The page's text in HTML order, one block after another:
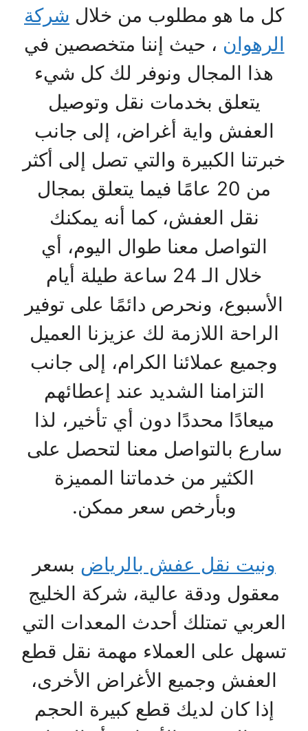
كل ما هو مطلوب من خلال شركة
الرهوان ، حيث إننا متخصصين في
هذا المجال ونوفر لك كل شيء
يتعلق بخدمات نقل وتوصيل
العفش واية أغراض، إلى جانب
خبرتنا الكبيرة والتي تصل إلى أكثر
من 20 عامًا فيما يتعلق بمجال
نقل العفش، كما أنه يمكنك
التواصل معنا طوال اليوم، أي
خلال الـ 24 ساعة طيلة أيام
الأسبوع، ونحرص دائمًا على توفير
الراحة اللازمة لك عزيزنا العميل
وجميع عملائنا الكرام، إلى جانب
التزامنا الشديد عند إعطائهم
ميعادًا محددًا دون أي تأخير، لذا
سارع بالتواصل معنا لتحصل على
الكثير من خدماتنا المميزة
وبأرخص سعر ممكن.
ونيت نقل عفش بالرياض بسعر
معقول ودقة عالية، شركة الخليج
العربي تمتلك أحدث المعدات التي
تسهل على العملاء مهمة نقل قطع
العفش وجميع الأغراض الأخرى،
إذا كان لديك قطع كبيرة الحجم